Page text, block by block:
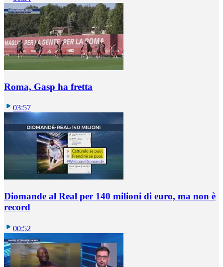
Roma, Gasp ha fretta
03:57
Diomande al Real per 140 milioni di euro, ma non è
record
00:52